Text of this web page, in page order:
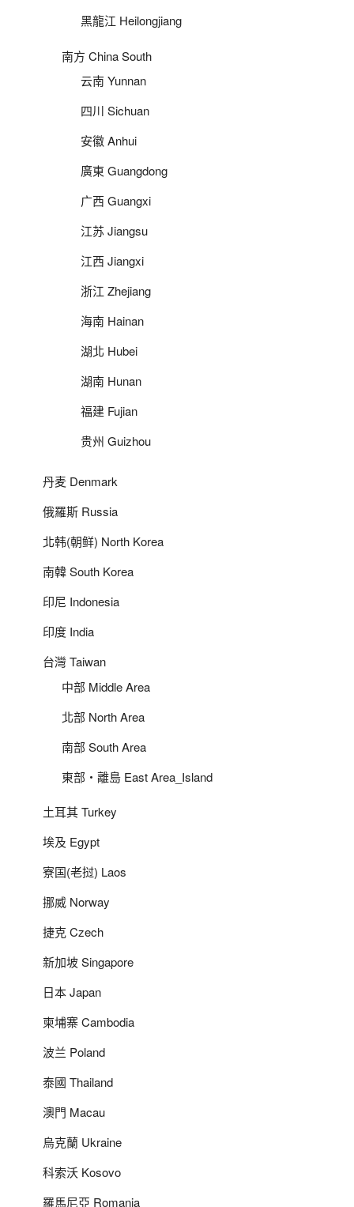
黑龍江 Heilongjiang
南方 China South
云南 Yunnan
四川 Sichuan
安徽 Anhui
廣東 Guangdong
广西 Guangxi
江苏 Jiangsu
江西 Jiangxi
浙江 Zhejiang
海南 Hainan
湖北 Hubei
湖南 Hunan
福建 Fujian
贵州 Guizhou
丹麦 Denmark
俄羅斯 Russia
北韩(朝鲜) North Korea
南韓 South Korea
印尼 Indonesia
印度 India
台灣 Taiwan
中部 Middle Area
北部 North Area
南部 South Area
東部‧離島 East Area_Island
土耳其 Turkey
埃及 Egypt
寮国(老挝) Laos
挪威 Norway
捷克 Czech
新加坡 Singapore
日本 Japan
柬埔寨 Cambodia
波兰 Poland
泰國 Thailand
澳門 Macau
烏克蘭 Ukraine
科索沃 Kosovo
羅馬尼亞 Romania